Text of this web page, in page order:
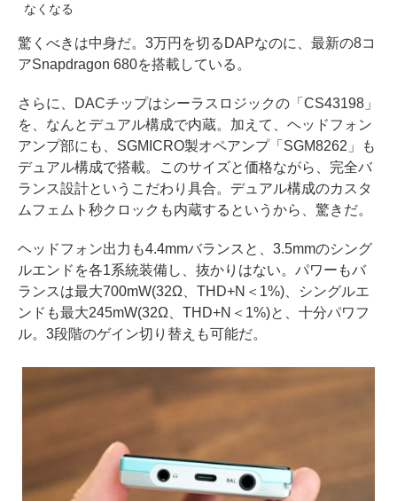
なくなる
驚くべきは中身だ。3万円を切るDAPなのに、最新の8コ
アSnapdragon 680を搭載している。
さらに、DACチップはシーラスロジックの「CS43198」
を、なんとデュアル構成で内蔵。加えて、ヘッドフォン
アンプ部にも、SGMICRO製オペアンプ「SGM8262」も
デュアル構成で搭載。このサイズと価格ながら、完全バ
ランス設計というこだわり具合。デュアル構成のカスタ
ムフェムト秒クロックも内蔵するというから、驚きだ。
ヘッドフォン出力も4.4mmバランスと、3.5mmのシング
ルエンドを各1系統装備し、抜かりはない。パワーもバ
ランスは最大700mW(32Ω、THD+N＜1%)、シングルエ
ンドも最大245mW(32Ω、THD+N＜1%)と、十分パワフ
ル。3段階のゲイン切り替えも可能だ。